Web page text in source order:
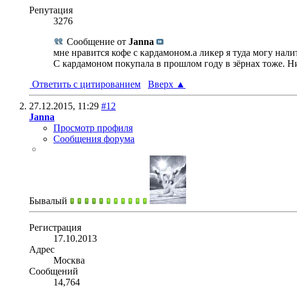
Репутация
3276
Сообщение от Janna
мне нравится кофе с кардамоном.а ликер я туда могу
С кардамоном покупала в прошлом году в зёрнах тоже.
Ответить с цитированием
Вверх ▲
27.12.2015, 11:29 #12
Janna
Просмотр профиля
Сообщения форума
Бывалый
Регистрация
17.10.2013
Адрес
Москва
Сообщений
14,764